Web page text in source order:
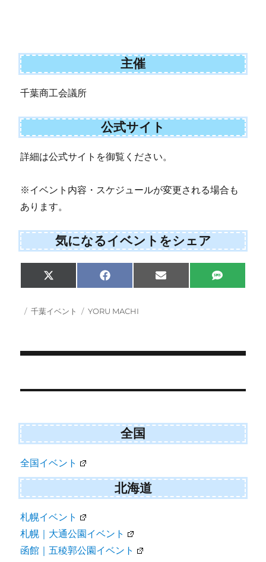
主催
千葉商工会議所
公式サイト
詳細は公式サイトを御覧ください。
※イベント内容・スケジュールが変更される場合も
あります。
気になるイベントをシェア
Share
on
X
(
w
r
Share
on
F
a
e
Share
on
E
m
Share
on
S
M
投 カ
千葉イベント
タ
YORU MACHI
稿
ビ
ー
シ
ョ
ン
全国
全国イベント
北海道
札幌イベント
札幌｜大通公園イベント
函館｜五稜郭公園イベント